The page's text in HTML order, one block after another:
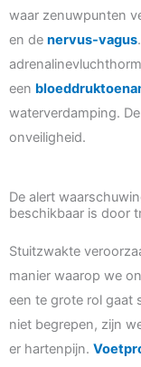
waar zenuwpunten
en de nervus-vagus
een
waterverdamping.
onveiligheid.
De alert
beschikbaar is door
Stuitzwakte
manier waarop we
een te grote rol gaat
niet begrepen, zijn
er hartenpijn.